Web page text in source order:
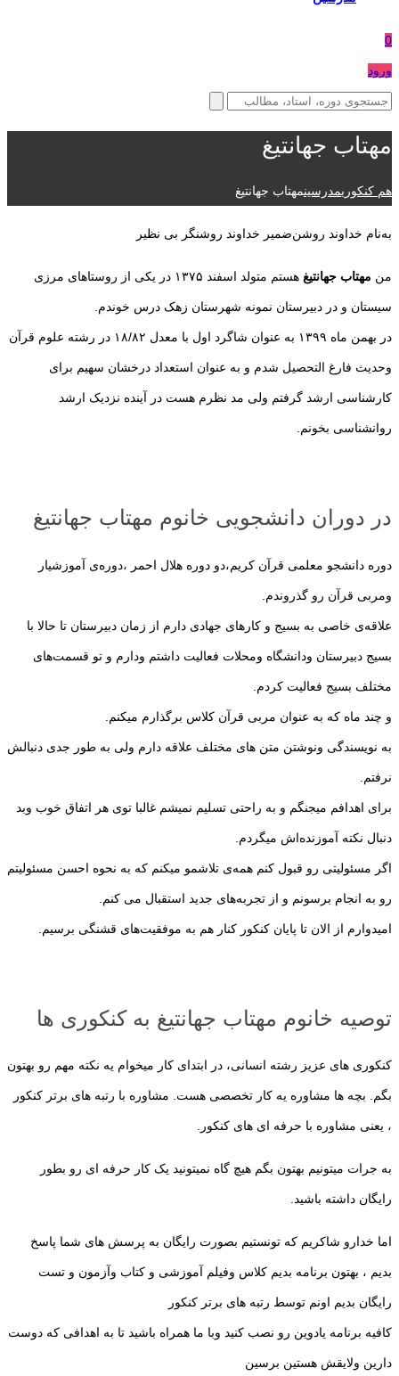
0
ورود
مهتاب جهانتیغ
هم کنکوریمدرسینمهتاب جهانتیغ
به‌نام خداوند‌ روشن‌ضمیر خداوند روشنگر بی نظیر
من مهتاب جهانتیغ هستم متولد اسفند ۱۳۷۵ در یکی از روستاهای مرزی
سیستان و در دبیرستان نمونه شهرستان زهک درس خوندم.
در بهمن ماه ۱۳۹۹ به عنوان شاگرد اول با معدل ۱۸/۸۲ در رشته علوم قرآن
وحدیث فارغ التحصیل شدم و به عنوان استعداد درخشان سهیم برای
کارشناسی ارشد گرفتم ولی مد نظرم هست در آینده نزدیک ارشد
روانشناسی بخونم.
در دوران دانشجویی خانوم مهتاب جهانتیغ
دوره دانشجو معلمی قرآن کریم،دو دوره هلال احمر ،دوره‌ی آموزشیار
ومربی قرآن رو گذروندم.
علاقه‌ی خاصی به بسیج و کارهای جهادی دارم از زمان دبیرستان تا حالا با
بسیج دبیرستان ودانشگاه ومحلات فعالیت داشتم ودارم و تو قسمت‌های
مختلف بسیج فعالیت کردم.
و چند ماه که به عنوان مربی قرآن کلاس برگذارم میکنم.
به نویسندگی ونوشتن متن‌ ‌های مختلف علاقه دارم ولی به طور جدی دنبالش
نرفتم.
برای اهدافم میجنگم و به راحتی تسلیم نمیشم غالبا توی هر اتفاق خوب وبد
دنبال نکته آموزنده‌اش میگردم.
اگر مسئولیتی رو قبول کنم همه‌ی تلاشمو میکنم که به نحوه احسن مسئولیتم
رو به انجام برسونم و از تجربه‌های جدید استقبال می کنم.
امیدوارم از الان تا پایان کنکور کنار هم به موفقیت‌های قشنگی برسیم.
توصیه خانوم مهتاب جهانتیغ به کنکوری ها
کنکوری های عزیز رشته انسانی، در ابتدای کار میخوام یه نکته مهم رو بهتون
بگم. بچه ها مشاوره یه کار تخصصی هست. مشاوره با رتبه های برتر کنکور
، یعنی مشاوره با حرفه ای های کنکور.
به جرات میتونیم بهتون بگم هیچ گاه نمیتونید یک کار حرفه ای رو بطور
رایگان داشته باشید.
اما خدارو شاکریم که تونستیم بصورت رایگان به پرسش های شما پاسخ
بدیم ، بهتون برنامه بدیم کلاس وفیلم آموزشی و کتاب وآزمون و تست
رایگان بدیم اونم توسط رتبه های برتر کنکور
کافیه برنامه یادوین رو نصب کنید وبا ما همراه باشید تا به اهدافی که دوست
دارین ولایقش هستین برسین